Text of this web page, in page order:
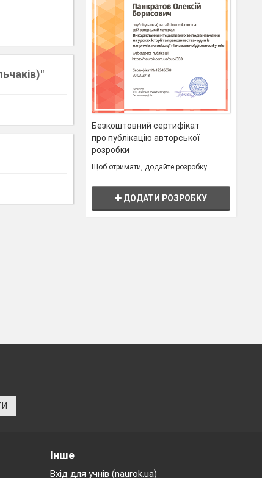
Безкоштовний сертифікат
про публікацію авторської
розробки
Щоб отримати, додайте розробку
ДОДАТИ РОЗРОБКУ
Інше
Вхід для учнів (naurok.ua)